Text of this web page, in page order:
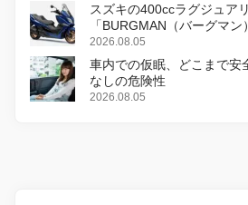
スズキの400ccラグジュア
「BURGMAN（バーグマン
変更し、8月18日に発売
2026.08.05
車内での仮眠、どこまで安
なしの危険性
2026.08.05